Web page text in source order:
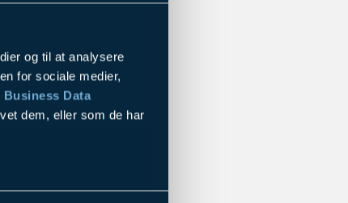
og til at analysere
for sociale medier,
Business Data
dem, eller som de har